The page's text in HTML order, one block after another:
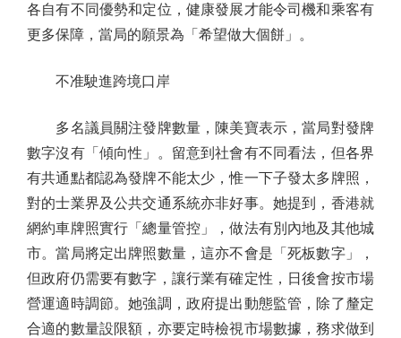
各自有不同優勢和定位，健康發展才能令司機和乘客有
更多保障，當局的願景為「希望做大個餅」。
不准駛進跨境口岸
多名議員關注發牌數量，陳美寶表示，當局對發牌
數字沒有「傾向性」。留意到社會有不同看法，但各界
有共通點都認為發牌不能太少，惟一下子發太多牌照，
對的士業界及公共交通系統亦非好事。她提到，香港就
網約車牌照實行「總量管控」，做法有別內地及其他城
市。當局將定出牌照數量，這亦不會是「死板數字」，
但政府仍需要有數字，讓行業有確定性，日後會按市場
營運適時調節。她強調，政府提出動態監管，除了釐定
合適的數量設限額，亦要定時檢視市場數據，務求做到